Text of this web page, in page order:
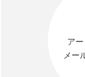
ア
メー